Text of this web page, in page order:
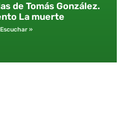
de Tomás González.
La muerte
Escuchar »